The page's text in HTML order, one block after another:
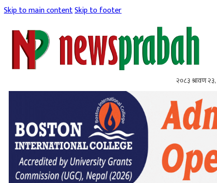
Skip to main contentSkip to footer
२०८३ श्रावण २३,